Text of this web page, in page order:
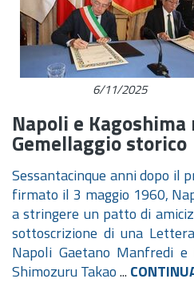
6/11/2025
Napoli e
Gemellaggio storico
Sessantacinque anni dopo il
firmato il 3 maggio 1960,
a stringere un patto di
sottoscrizione di una
Napoli Gaetano Manfredi e
Shimozuru Takao...